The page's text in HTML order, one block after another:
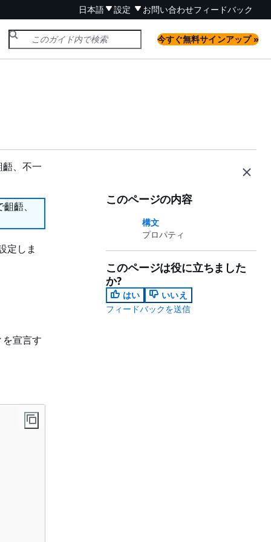
日本語 設定 お問い合わせフィードバック
今すぐ無料サインアップ »
、不一
齬、
定しま
を宣言す
このページの内容
構文
プロパティ
このページは役に立ちました
か?
はい
いいえ
フィードバックを送信